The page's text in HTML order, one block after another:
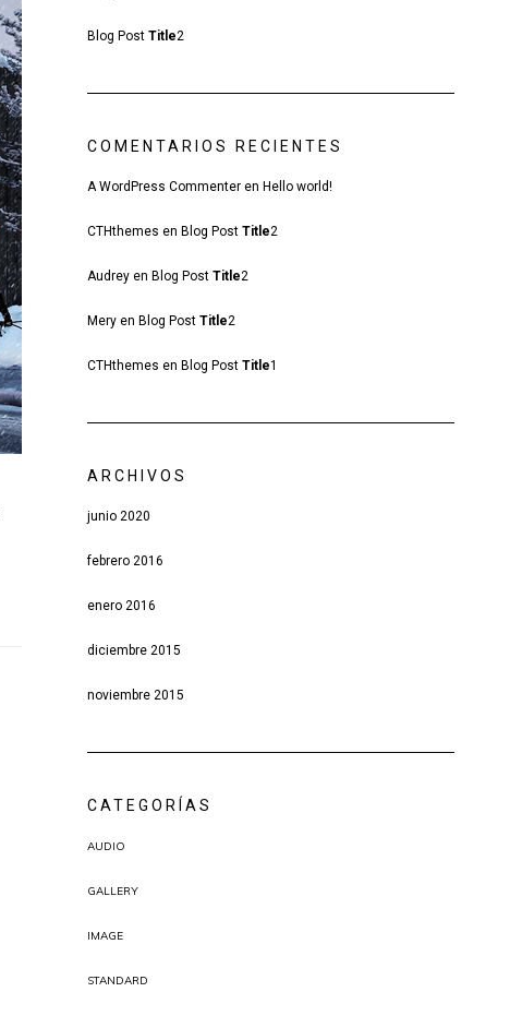
Blog Post Title2
COMENTARIOS RECIENTES
A WordPress Commenteren Hello world!
CTHthemes en Blog Post Title2
Audreyen Blog Post Title2
Meryen Blog Post Title2
CTHthemes en Blog Post Title1
ARCHIVOS
junio 2020
febrero 2016
enero 2016
diciembre 2015
noviembre 2015
CATEGORÍAS
AUDIO
GALLERY
IMAGE
STANDARD